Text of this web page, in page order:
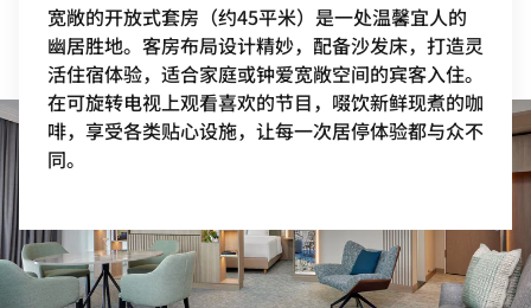
宽敞的开放式套房（约45平米）是一处温馨宜人的
幽居胜地。客房布局设计精妙，配备沙发床，打造灵
活住宿体验，适合家庭或钟爱宽敞空间的宾客入住。
在可旋转电视上观看喜欢的节目，啜饮新鲜现煮的咖
啡，享受各类贴心设施，让每一次居停体验都与众不
同。